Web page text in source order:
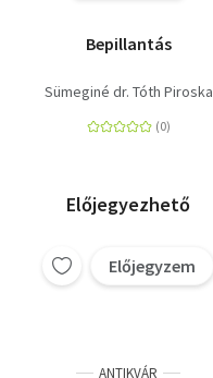
Bepillantás
Sümeginé dr. Tóth Piroska
Előjegyezhető
Előjegyzem
ANTIKVÁR